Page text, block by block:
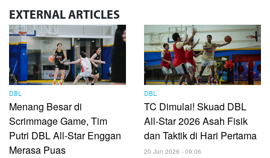
EXTERNAL ARTICLES
DBL
Menang Besar di
Scrimmage Game, Tim
Putri DBL All-Star Enggan
Merasa Puas
DBL
TC Dimulai! Skuad DBL
All-Star 2026 Asah Fisik
dan Taktik di Hari Pertama
20 Jun 2026 - 09:06